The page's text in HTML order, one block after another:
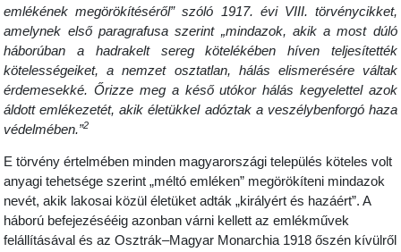
emlékének megörökítéséről” szóló 1917. évi VIII. törvénycikket,
amelynek első paragrafusa szerint „mindazok, akik a most dúló
háborúban a hadrakelt sereg kötelékében híven teljesítették
kötelességeiket, a nemzet osztatlan, hálás elismerésére váltak
érdemesekké. Őrizze meg a késő utókor hálás kegyelettel azok
áldott emlékezetét, akik életükkel adóztak a veszélybenforgó haza
védelmében.”2
E törvény értelmében minden magyarországi település köteles volt
anyagi tehetsége szerint „méltó emléken” megörökíteni mindazok
nevét, akik lakosai közül életüket adták „királyért és hazáért”. A
háború befejezésééig azonban várni kellett az emlékművek
felállításával és az Osztrák–Magyar Monarchia 1918 őszén kívülről